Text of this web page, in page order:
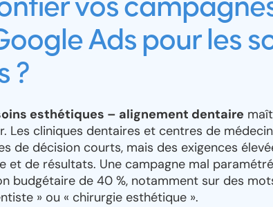
vos
Ads pour les
?
esthétiques – alignement dentaire
Les cliniques dentaires et centres de
de décision courts, mais des exigences
et de résultats. Une campagne mal
budgétaire de 40 %, notamment sur des
» ou « chirurgie esthétique ».